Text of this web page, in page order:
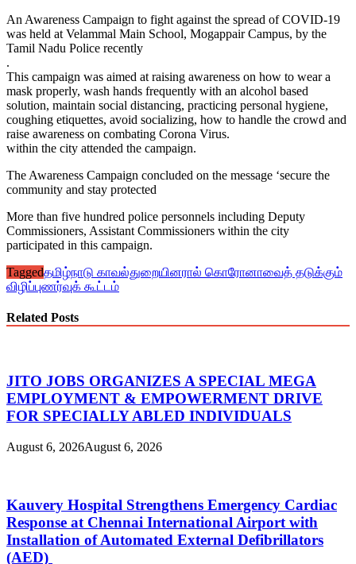
An Awareness Campaign to fight against the spread of COVID-19
was held at Velammal Main School, Mogappair Campus, by the
Tamil Nadu Police recently
.
This campaign was aimed at raising awareness on how to wear a
mask properly, wash hands frequently with an alcohol based
solution, maintain social distancing, practicing personal hygiene,
coughing etiquettes, avoid socializing, how to handle the crowd and
raise awareness on combating Corona Virus.
within the city attended the campaign.
The Awareness Campaign concluded on the message ‘secure the
community and stay protected
More than five hundred police personnels including Deputy
Commissioners, Assistant Commissioners within the city
participated in this campaign.
Taggedதமிழ்நாடு காவல்துறையினரால் கொரோனாவைத் தடுக்கும்
விழிப்புணர்வுக் கூட்டம்
Related Posts
JITO JOBS ORGANIZES A SPECIAL MEGA
EMPLOYMENT & EMPOWERMENT DRIVE
FOR SPECIALLY ABLED INDIVIDUALS
August 6, 2026August 6, 2026
Kauvery Hospital Strengthens Emergency Cardiac
Response at Chennai International Airport with
Installation of Automated External Defibrillators
(AED)